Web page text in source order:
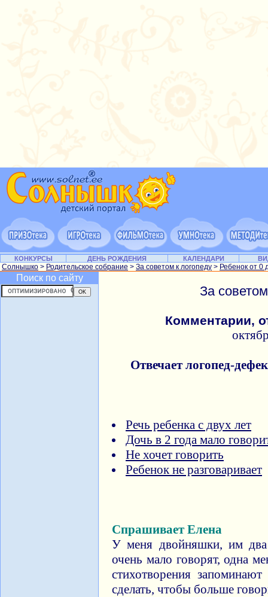
КОНКУРСЫ ДЕНЬ РОЖДЕНИЯ КАЛЕНДАРИ
Солнышко > Родительское собрание > За советом к логопеду > Ребенок от 0
Поиск по сайту
За
Комментарии,
Отвечает логопед-
Речь ребенка с двух лет
Дочь в 2 года мало
Не хочет говорить
Ребенок не разговаривает
Спрашивает Елена
У меня двойняшки, им
очень мало говорят, одна
стихотворения
сделать, чтобы больше